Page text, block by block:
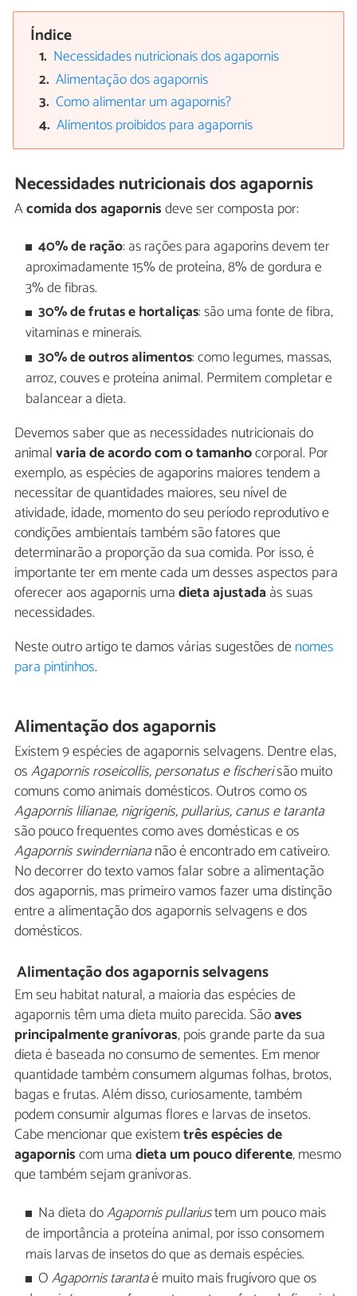
Índice
Necessidades nutricionais dos agapornis
Alimentação dos agapornis
Como alimentar um agapornis?
Alimentos proibidos para agapornis
Necessidades nutricionais dos agapornis
Acomida dos agapornisdeve ser composta por:
40% de ração: as rações para agaporins devem ter
aproximadamente 15% de proteína, 8% de gordura e
3% de fibras.
30% de frutas e hortaliças: são uma fonte de fibra,
vitaminas e minerais.
30% de outros alimentos: como legumes, massas,
arroz, couves e proteína animal. Permitem completar e
balancear a dieta.
Devemos saber que as necessidades nutricionais do
animalvaria de acordo com o tamanhocorporal. Por
exemplo, as espécies de agaporins maiores tendem a
necessitar de quantidades maiores, seu nível de
atividade, idade, momento do seu período reprodutivo e
condições ambientais também são fatores que
determinarão a proporção da sua comida. Por isso, é
importante ter em mente cada um desses aspectos para
oferecer aos agapornis umadieta ajustadaàs suas
necessidades.
Neste outro artigo te damos várias sugestões denomes
para pintinhos.
Alimentação dos agapornis
Existem 9 espécies de agapornis selvagens. Dentre elas,
osAgapornis roseicollis,personatus e fischerisão muito
comuns como animais domésticos. Outros como os
Agapornis lilianae, nigrigenis, pullarius, canus e taranta
são pouco frequentes como aves domésticas e os
Agapornis swinderniananão é encontrado em cativeiro.
No decorrer do texto vamos falar sobre a alimentação
dos agapornis, mas primeiro vamos fazer uma distinção
entre a alimentação dos agapornis selvagens e dos
domésticos.
Alimentação dos agapornis selvagens
Em seu habitat natural, a maioria das espécies de
agapornis têm uma dieta muito parecida. Sãoaves
principalmente granívoras, pois grande parte da sua
dieta é baseada no consumo de sementes. Em menor
quantidade também consumem algumas folhas, brotos,
bagas e frutas. Além disso, curiosamente, também
podem consumir algumas flores e larvas de insetos.
Cabe mencionar que existemtrês espécies de
agaporniscom umadieta um pouco diferente, mesmo
que também sejam granívoras.
Na dieta doAgapornis pullariustem um pouco mais
de importância a proteína animal, por isso consomem
mais larvas de insetos do que as demais espécies.
OAgapornis tarantaé muito mais frugívoro que os